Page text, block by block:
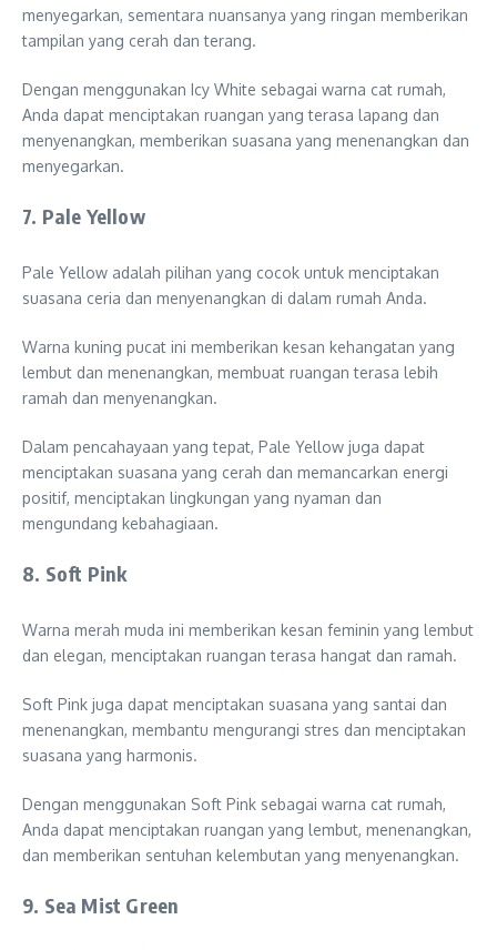
menyegarkan, sementara nuansanya yang ringan memberikan
tampilan yang cerah dan terang.
Dengan menggunakan Icy White sebagai warna cat rumah,
Anda dapat menciptakan ruangan yang terasa lapang dan
menyenangkan, memberikan suasana yang menenangkan dan
menyegarkan.
7. Pale Yellow
Pale Yellow adalah pilihan yang cocok untuk menciptakan
suasana ceria dan menyenangkan di dalam rumah Anda.
Warna kuning pucat ini memberikan kesan kehangatan yang
lembut dan menenangkan, membuat ruangan terasa lebih
ramah dan menyenangkan.
Dalam pencahayaan yang tepat, Pale Yellow juga dapat
menciptakan suasana yang cerah dan memancarkan energi
positif, menciptakan lingkungan yang nyaman dan
mengundang kebahagiaan.
8. Soft Pink
Warna merah muda ini memberikan kesan feminin yang lembut
dan elegan, menciptakan ruangan terasa hangat dan ramah.
Soft Pink juga dapat menciptakan suasana yang santai dan
menenangkan, membantu mengurangi stres dan menciptakan
suasana yang harmonis.
Dengan menggunakan Soft Pink sebagai warna cat rumah,
Anda dapat menciptakan ruangan yang lembut, menenangkan,
dan memberikan sentuhan kelembutan yang menyenangkan.
9. Sea Mist Green